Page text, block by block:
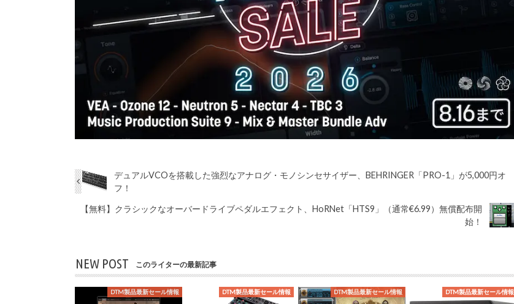
デュアルVCOを搭載した強烈なアナログ・モノシンセサイザー、BEHRINGER「PRO-1」が5,000円オ
フ！
【無料】クラシックなオーバードライブペダルエフェクト、HoRNet「HTS9」（通常€6.99）無償配布開
始！
NEW POST このライターの最新記事
DTM製品最新セール情報 DTM製品最新セール情報 DTM製品最新セール情報 DTM製品最新セール情報